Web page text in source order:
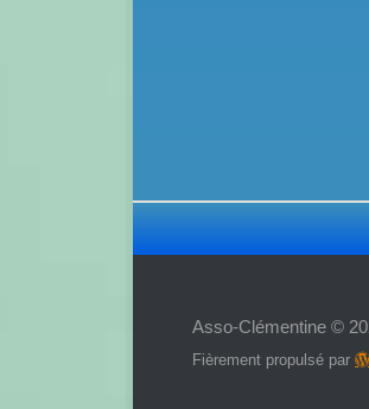
Asso-Clémentine ©
Fièrement propulsé par